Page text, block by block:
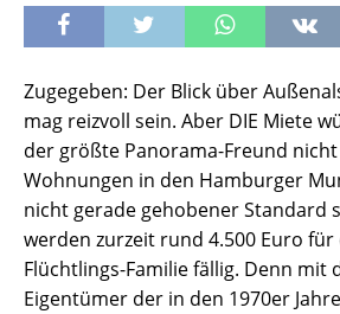
Zugegeben: Der Blick über
mag reizvoll sein. Aber DIE Miete
der größte Panorama-Freund
Wohnungen in den Hamburger
nicht gerade gehobener Standard
werden zurzeit rund 4.500 Euro
Flüchtlings-Familie fällig. Denn mit
Eigentümer der in den 1970er